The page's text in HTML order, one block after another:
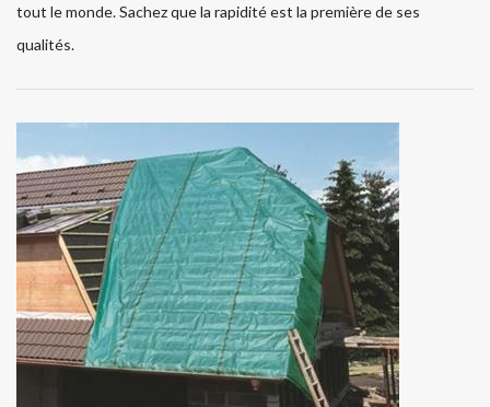
tout le monde. Sachez que la rapidité est la première de ses
qualités.